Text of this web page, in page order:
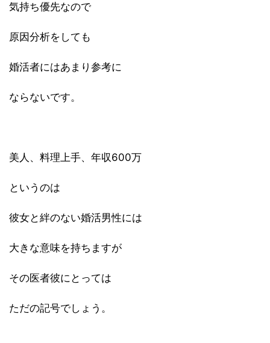
気持ち優先なので
原因分析をしても
婚活者にはあまり参考に
ならないです。
美人、料理上手、年収600万
というのは
彼女と絆のない婚活男性には
大きな意味を持ちますが
その医者彼にとっては
ただの記号でしょう。